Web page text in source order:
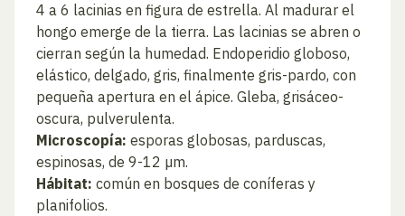
4 a 6 lacinias en figura de estrella. Al madurar el
hongo emerge de la tierra. Las lacinias se abren o
cierran según la humedad. Endoperidio globoso,
elástico, delgado, gris, finalmente gris-pardo, con
pequeña apertura en el ápice. Gleba, grisáceo-
oscura, pulverulenta.
Microscopía: esporas globosas, parduscas,
espinosas, de 9-12 µm.
Hábitat: común en bosques de coníferas y
planifolios.